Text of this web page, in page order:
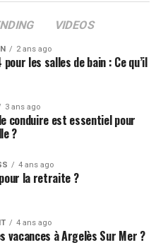
VIDEOS
2 ans ago
les salles de bain : Ce qu’il
3 ans ago
conduire est essentiel pour
?
4 ans ago
la retraite ?
4 ans ago
vacances à Argelès Sur Mer ?